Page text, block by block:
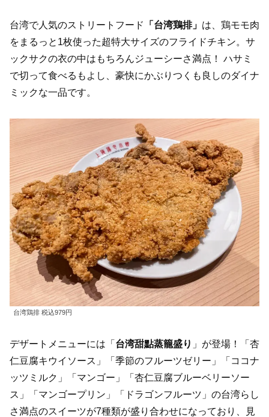
台湾で人気のストリートフード 「台湾鶏排」 は、鶏モモ肉
をまるっと1枚使った超特大サイズのフライドチキン。サ
ックサクの衣の中はもちろんジューシーさ満点！ ハサミ
で切って食べるもよし、豪快にかぶりつくも良しのダイナ
ミックな一品です。
台湾鶏排 税込979円
デザートメニューには「 台湾甜點蒸籠盛り 」が登場！「杏
仁豆腐キウイソース」「季節のフルーツゼリー」「ココナ
ッツミルク」「マンゴー」「杏仁豆腐ブルーベリーソー
ス」「マンゴープリン」「ドラゴンフルーツ」の台湾らし
さ満点のスイーツが7種類が盛り合わせになっており、見